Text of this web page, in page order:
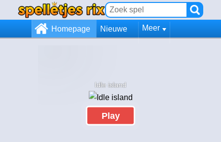
Homepage Nieuwe Meer
Idle island
Play